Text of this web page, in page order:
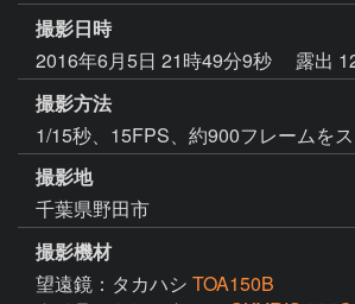
撮影日時
2016年6月5日 21時49分9秒
露出
撮影方法
1/15秒、15FPS、約900フレームを
撮影地
千葉県野田市
撮影機材
望遠鏡：タカハシ TOA150B